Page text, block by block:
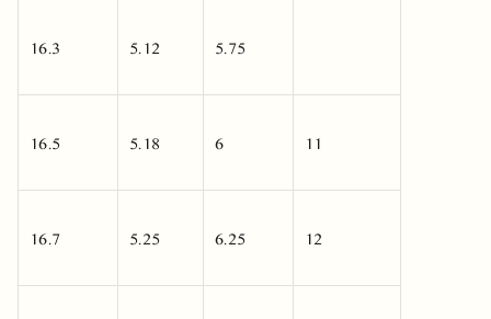
16.3 5.12 5.75
16.5 5.18 6 11
16.7 5.25 6.25 12